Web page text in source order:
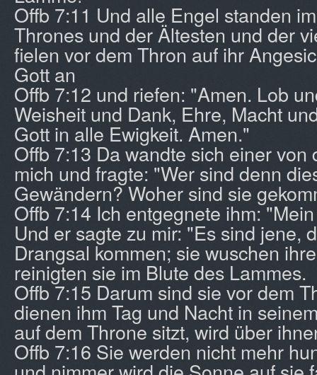
Offb 7:11 Und alle Engel standen
Thrones und der Ältesten und der
fielen vor dem Thron auf ihr
Gott an
Offb 7:12 und riefen: "Amen. Lob
Weisheit und Dank, Ehre, Macht
Gott in alle Ewigkeit. Amen."
Offb 7:13 Da wandte sich einer von
mich und fragte: "Wer sind denn
Gewändern? Woher sind sie
Offb 7:14 Ich entgegnete ihm:
Und er sagte zu mir: "Es sind jene,
Drangsal kommen; sie wuschen
reinigten sie im Blute des Lammes.
Offb 7:15 Darum sind sie vor dem
dienen ihm Tag und Nacht in
auf dem Throne sitzt, wird über
Offb 7:16 Sie werden nicht mehr